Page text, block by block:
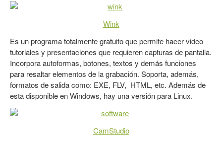
Wink
Es un programa totalmente gratuito que permite hacer video
tutoriales y presentaciones que requieren capturas de pantalla.
Incorpora autoformas, botones, textos y demás funciones
para resaltar elementos de la grabación. Soporta, además,
formatos de salida como: EXE, FLV, HTML, etc. Además de
esta disponible en Windows, hay una versión para Linux.
CamStudio